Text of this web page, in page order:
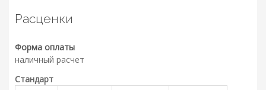
Расценки
Форма оплаты
наличный расчет
Стандарт